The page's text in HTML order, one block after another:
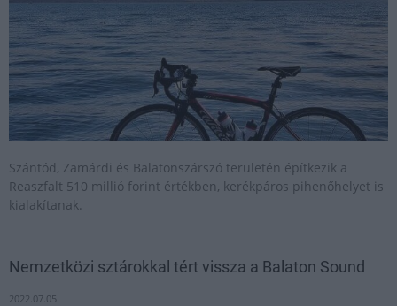
Szántód, Zamárdi és Balatonszárszó területén építkezik a
Reaszfalt 510 millió forint értékben, kerékpáros pihenőhelyet is
kialakítanak.
Nemzetközi sztárokkal tért vissza a Balaton Sound
2022.07.05